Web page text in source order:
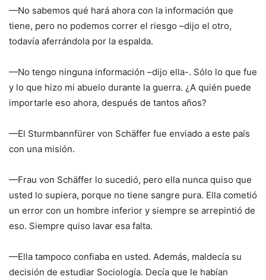
—No sabemos qué hará ahora con la información que
tiene, pero no podemos correr el riesgo –dijo el otro,
todavía aferrándola por la espalda.
—No tengo ninguna información –dijo ella-. Sólo lo que fue
y lo que hizo mi abuelo durante la guerra. ¿A quién puede
importarle eso ahora, después de tantos años?
—El Sturmbannfürer von Schäffer fue enviado a este país
con una misión.
—Frau von Schäffer lo sucedió, pero ella nunca quiso que
usted lo supiera, porque no tiene sangre pura. Ella cometió
un error con un hombre inferior y siempre se arrepintió de
eso. Siempre quiso lavar esa falta.
—Ella tampoco confiaba en usted. Además, maldecía su
decisión de estudiar Sociología. Decía que le habían